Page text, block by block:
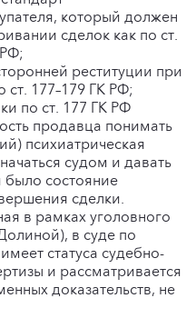
который должен
сделок как по ст.
реституции при
ст. 177–179 ГК РФ;
по ст. 177 ГК РФ
продавца понимать
психиатрическая
судом и давать
было состояние
сделки.
в рамках уголовного
в суде по
статуса судебно-
и рассматривается
доказательств, не